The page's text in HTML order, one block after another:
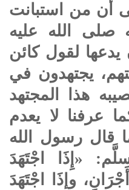
أن من استبانت
صلى الله عليه
لقول كائن
يجتهدون في
هذا المجتهد
عرفنا لا يعدم
قال رسول الله
«إِذَا اجْتَهَدَ
وإذَا اجْتَهَدَ